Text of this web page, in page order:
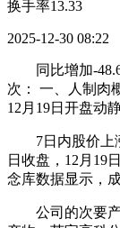
换手率13.33
2025-12-30 08:22
同比增加-
次： 一、人制肉
12月19日开盘动
7日内股价上涨
日收盘，12月19
念库数据显示，
公司的次要产